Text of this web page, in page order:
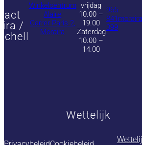
/
Winkelcentrum
Alaire
Carrer Paris 2,
Moraira
vrijdag
10.00 –
19.00
Zaterdag
10.00 –
14.00
965
841
399
Wettelijk